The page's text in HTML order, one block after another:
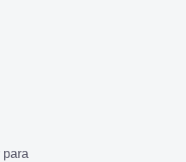
para